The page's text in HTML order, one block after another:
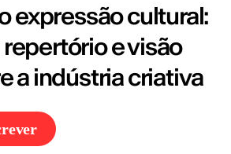
expressão cultural:
e visão
a indústria criativa